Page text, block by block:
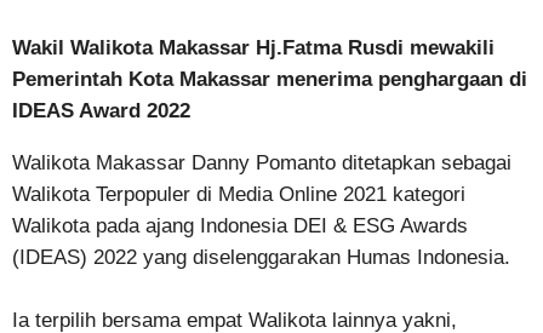
Wakil Walikota Makassar Hj.Fatma Rusdi mewakili
Pemerintah Kota Makassar menerima penghargaan di
IDEAS Award 2022
Walikota Makassar Danny Pomanto ditetapkan sebagai
Walikota Terpopuler di Media Online 2021 kategori
Walikota pada ajang Indonesia DEI & ESG Awards
(IDEAS) 2022 yang diselenggarakan Humas Indonesia.
Ia terpilih bersama empat Walikota lainnya yakni,